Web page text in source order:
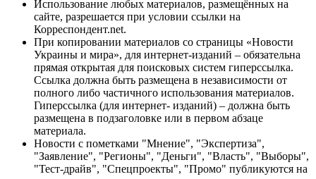
Использование любых материалов, размещённых на
сайте, разрешается при условии ссылки на
Корреспондент.net.
При копировании материалов со страницы «Новости
Украины и мира», для интернет-изданий – обязательна
прямая открытая для поисковых систем гиперссылка.
Ссылка должна быть размещена в независимости от
полного либо частичного использования материалов.
Гиперссылка (для интернет- изданий) – должна быть
размещена в подзаголовке или в первом абзаце
материала.
Новости с пометками "Мнение", "Экспертиза",
"Заявление", "Регионы", "Деньги", "Власть", "Выборы",
"Тест-драйв", "Спецпроекты", "Промо" публикуются на